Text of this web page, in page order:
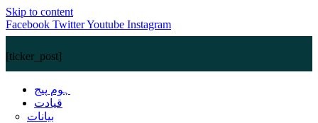
Skip to content
Facebook TwitterYoutube Instagram
[ticker_post]
ہوم پیج
قیادت
بیانات